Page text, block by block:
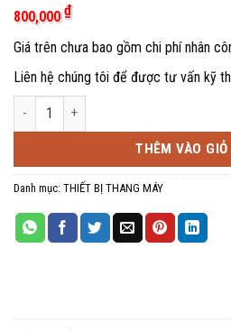
800,000₫
Giá trên chưa bao gồm chi phí nhân
Liên hệ chúng tôi để được tư vấn kỹ
Bánh xe cửa tầng số lượng
THÊM VÀO GIỎ
Danh mục: THIẾT BỊ THANG MÁY